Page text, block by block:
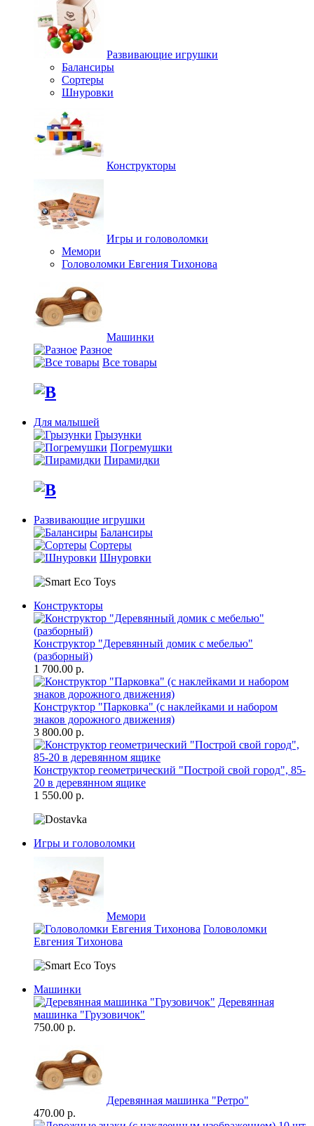
Развивающие игрушки
Балансиры
Сортеры
Шнуровки
Конструкторы
Игры и головоломки
Мемори
Головоломки Евгения Тихонова
Машинки
Разное
Все товары
Для малышей
Грызунки
Погремушки
Пирамидки
Развивающие игрушки
Балансиры
Сортеры
Шнуровки
Конструкторы
Конструктор "Деревянный домик с мебелью"
(разборный)
1 700.00 р.
Конструктор "Парковка" (с наклейками и набором
знаков дорожного движения)
3 800.00 р.
Конструктор геометрический "Построй свой город", 85-
20 в деревянном ящике
1 550.00 р.
Игры и головоломки
Мемори
Головоломки
Евгения Тихонова
Машинки
Деревянная
машинка "Грузовичок"
750.00 р.
Деревянная машинка "Ретро"
470.00 р.